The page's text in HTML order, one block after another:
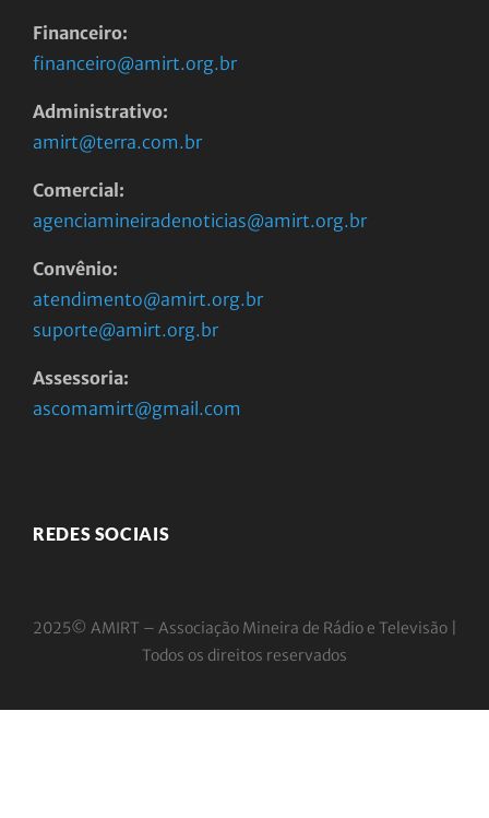
Financeiro:
financeiro@amirt.org.br
Administrativo:
amirt@terra.com.br
Comercial:
agenciamineiradenoticias@amirt.org.br
Convênio:
atendimento@amirt.org.br
suporte@amirt.org.br
Assessoria:
ascomamirt@gmail.com
REDES SOCIAIS
2025© AMIRT – Associação Mineira de Rádio e Televisão |
Todos os direitos reservados